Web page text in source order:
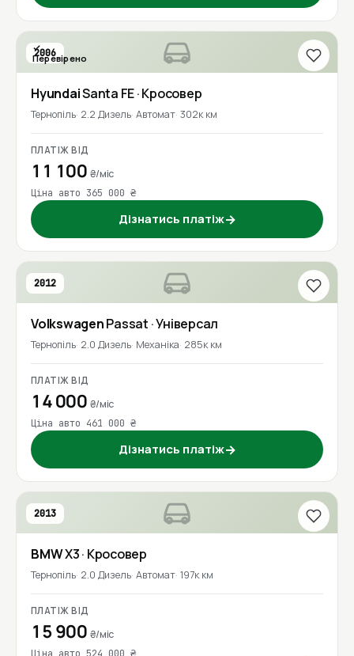
2006
Перевірено
HyundaiSanta FE· Кросовер
Тернопіль 2.2 Дизель Автомат 302к км
ПЛАТІЖ ВІД
11 100 ₴/міс
Ціна авто 365 000 ₴
Дізнатись платіж→
2012
VolkswagenPassat · Універсал
Тернопіль 2.0 Дизель Механіка 285к км
ПЛАТІЖ ВІД
14 000 ₴/міс
Ціна авто 461 000 ₴
Дізнатись платіж→
2013
BMWX3· Кросовер
Тернопіль 2.0 Дизель Автомат 197к км
ПЛАТІЖ ВІД
15 900 ₴/міс